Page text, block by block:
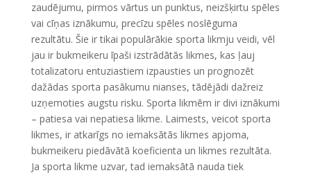
zaudējumu, pirmos vārtus un punktus, neizšķirtu spēles
vai cīņas iznākumu, precīzu spēles noslēguma
rezultātu. Šie ir tikai populārākie sporta likmju veidi, vēl
jau ir bukmeikeru īpaši izstrādātās likmes, kas ļauj
totalizatoru entuziastiem izpausties un prognozēt
dažādas sporta pasākumu nianses, tādējādi dažreiz
uzņemoties augstu risku. Sporta likmēm ir divi iznākumi
– patiesa vai nepatiesa likme. Laimests, veicot sporta
likmes, ir atkarīgs no iemaksātās likmes apjoma,
bukmeikeru piedāvātā koeficienta un likmes rezultāta.
Ja sporta likme uzvar, tad iemaksātā nauda tiek